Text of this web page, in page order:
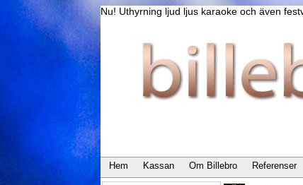
Nu! Uthyrning ljud ljus karaoke och även
Hem Kassan Om Billebro Referenser